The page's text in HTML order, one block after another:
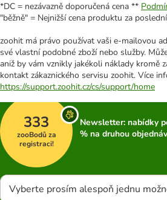
*DC = nezávazně doporučená cena **
"běžně" = Nejnižší cena produktu za
zoohit má právo používat vaši e-mailovou
své vlastní podobné zboží nebo služby.
aniž by vám vznikly jakékoli náklady kromě
kontakt zákaznického servisu zoohit. Více
https://support.zoohit.cz/cs/support/home
333
zooBodů za
registraci!
Newsletter: nabídky
% na druhou
Vyberte prosím alespoň jednu